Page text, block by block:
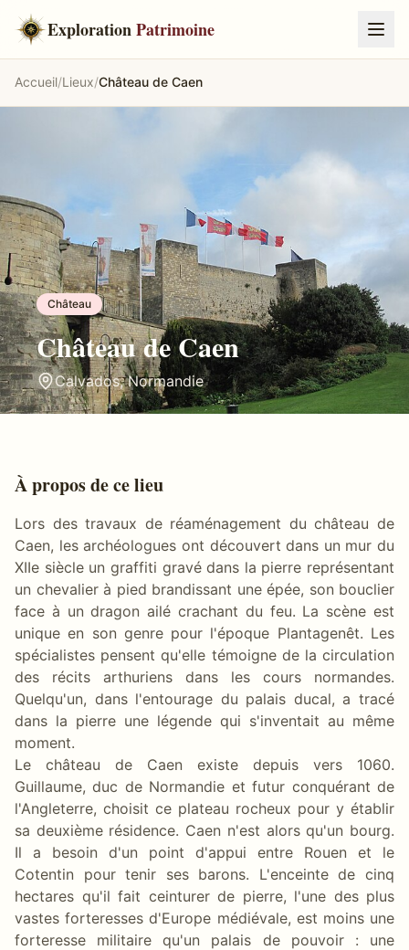
ExplorationPatrimoine
Accueil/Lieux/Château de Caen
Château
Château de Caen
Calvados,Normandie
À propos de ce lieu
Lors des travaux de réaménagement du château de
Caen, les archéologues ont découvert dans un mur du
XIIe siècle un graffiti gravé dans la pierre représentant
un chevalier à pied brandissant une épée, son bouclier
face à un dragon ailé crachant du feu. La scène est
unique en son genre pour l'époque Plantagenêt. Les
spécialistes pensent qu'elle témoigne de la circulation
des récits arthuriens dans les cours normandes.
Quelqu'un, dans l'entourage du palais ducal, a tracé
dans la pierre une légende qui s'inventait au même
moment.
Le château de Caen existe depuis vers 1060.
Guillaume, duc de Normandie et futur conquérant de
l'Angleterre, choisit ce plateau rocheux pour y établir
sa deuxième résidence. Caen n'est alors qu'un bourg.
Il a besoin d'un point d'appui entre Rouen et le
Cotentin pour tenir ses barons. L'enceinte de cinq
hectares qu'il fait ceinturer de pierre, l'une des plus
vastes forteresses d'Europe médiévale, est moins une
forteresse militaire qu'un palais de pouvoir : une